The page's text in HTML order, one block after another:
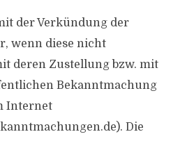
der Verkündung der
wenn diese nicht
deren Zustellung bzw. mit
Bekanntmachung
Internet
Die